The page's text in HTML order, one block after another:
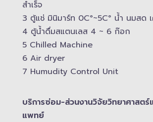
สำเร็จ
3 ตู้แช่​ มินิมาร์ท 0C°~5C° น้ำ นมสด
4 ตู้น้ำดื่มสแตนเลส​ 4 ~ 6 ก๊อก
5 Chilled Mac​hine
6 Air dryer
7 Humudity Control Unit
บริการซ่อม-​ส่วนงานวิจัยวิทยาศาสตร์
แพทย์